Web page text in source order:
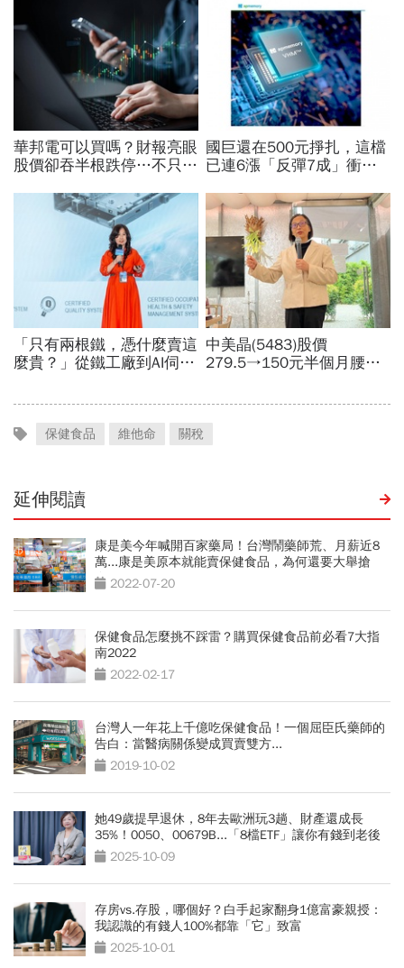
保健食品 維他命 關稅
延伸閱讀
康是美今年喊開百家藥局！台灣鬧藥師荒、月薪近8
萬...康是美原本就能賣保健食品，為何還要大舉搶
進？2022-07-20
保健食品怎麼挑不踩雷？購買保健食品前必看7大指
南2022
2022-02-17
台灣人一年花上千億吃保健食品！一個屈臣氏藥師的
告白：當醫病關係變成買賣雙方...
2019-10-02
她49歲提早退休，8年去歐洲玩3趟、財產還成長
35%！0050、00679B...「8檔ETF」讓你有錢到老後
2025-10-09
存房vs.存股，哪個好？白手起家翻身1億富豪親授：
我認識的有錢人100%都靠「它」致富
2025-10-01